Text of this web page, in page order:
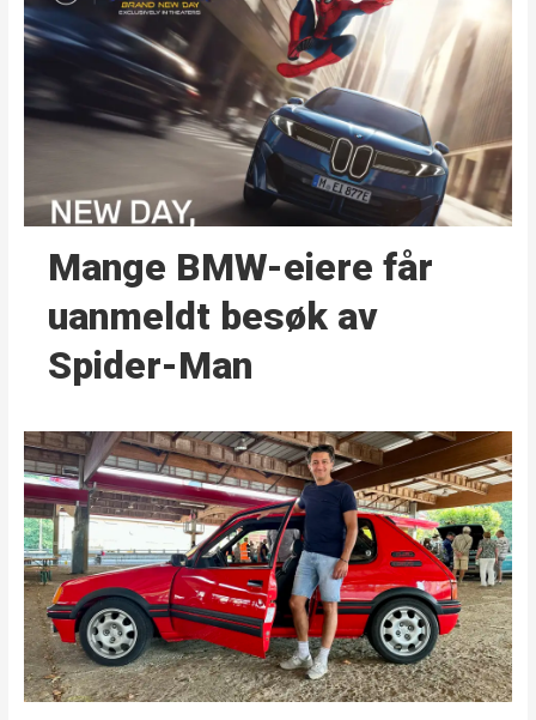
Mange BMW-eiere får
uanmeldt besøk av
Spider-Man